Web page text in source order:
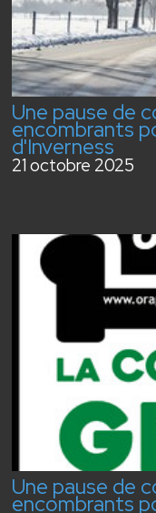
Une pause de
encombrants
d'Inverness
21 octobre 2025
Une pause de
encombrants